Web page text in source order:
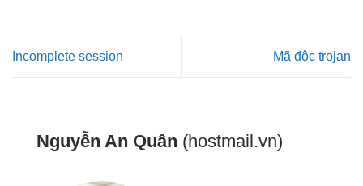
Incomplete session Mã độc trojan
Nguyễn An Quân (hostmail.vn)